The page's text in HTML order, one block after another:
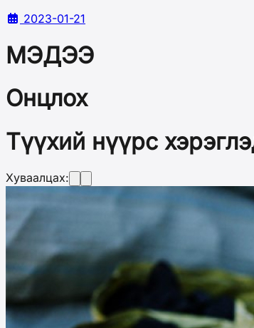
2023-01-21
МЭДЭЭ
Онцлох
Түүхий нүүрс
Хуваалцах: